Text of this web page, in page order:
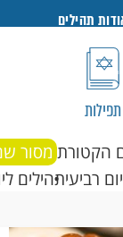
תהילים
תפילות
הקטורת מסור
רביעיתהילים